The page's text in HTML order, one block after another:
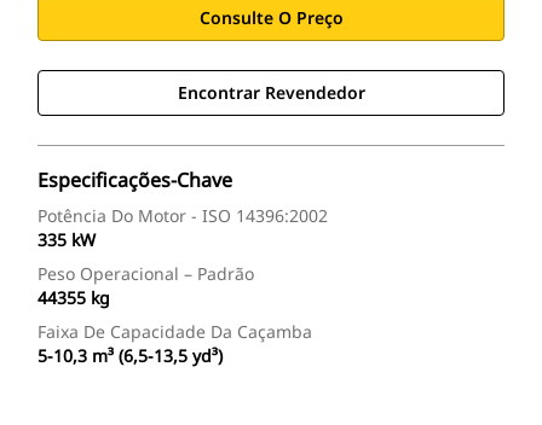
Consulte O Preço
Encontrar Revendedor
Especificações-Chave
Potência Do Motor - ISO 14396:2002
335 kW
Peso Operacional – Padrão
44355 kg
Faixa De Capacidade Da Caçamba
5-10,3 m³ (6,5-13,5 yd³)